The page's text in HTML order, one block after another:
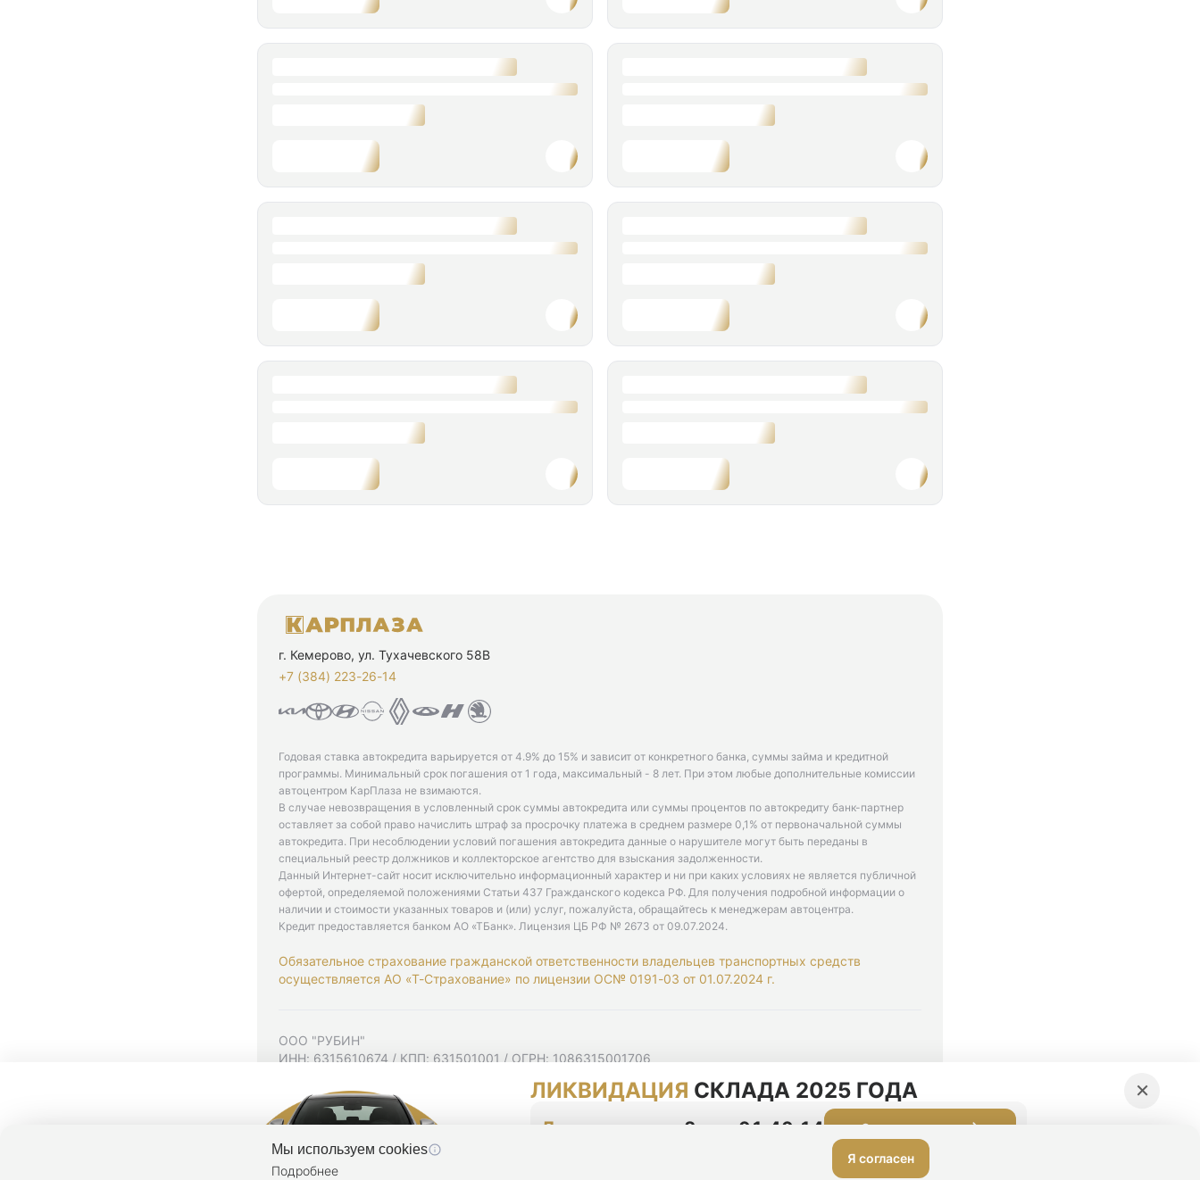
г. Кемерово, ул. Тухачевского 58В
+7 (384) 223-26-14‬
Годовая ставка автокредита варьируется от 4.9% до 15% и зависит от конкретного банка, суммы займа и кредитной
программы. Минимальный срок погашения от 1 года, максимальный - 8 лет. При этом любые дополнительные комиссии
автоцентром КарПлаза не взимаются.
В случае невозвращения в условленный срок суммы автокредита или суммы процентов по автокредиту банк-партнер
оставляет за собой право начислить штраф за просрочку платежа в среднем размере 0,1% от первоначальной суммы
автокредита. При несоблюдении условий погашения автокредита данные о нарушителе могут быть переданы в
специальный реестр должников и коллекторское агентство для взыскания задолженности.
Данный Интернет-сайт носит исключительно информационный характер и ни при каких условиях не является публичной
офертой, определяемой положениями Статьи 437 Гражданского кодекса РФ. Для получения подробной информации о
наличии и стоимости указанных товаров и (или) услуг, пожалуйста, обращайтесь к менеджерам автоцентра.
Кредит предоставляется банком АО «ТБанк». Лицензия ЦБ РФ № 2673 от 09.07.2024.
Обязательное страхование гражданской ответственности владельцев транспортных средств
осуществляется АО «Т-Страхование» по лицензии ОС№ 0191-03 от 01.07.2024 г.
ООО "РУБИН"
ИНН: 6315610674 / КПП: 631501001 / ОГРН: 1086315001706
Согласие на рекламную рассылку
Политика конфиденциальности
Мы используем cookies
Подробнее
Я согласен
ЛИКВИДАЦИЯ СКЛАДА 2025 ГОДА
До конца акции 2 дня 01:40:13 Оставить заявку
×